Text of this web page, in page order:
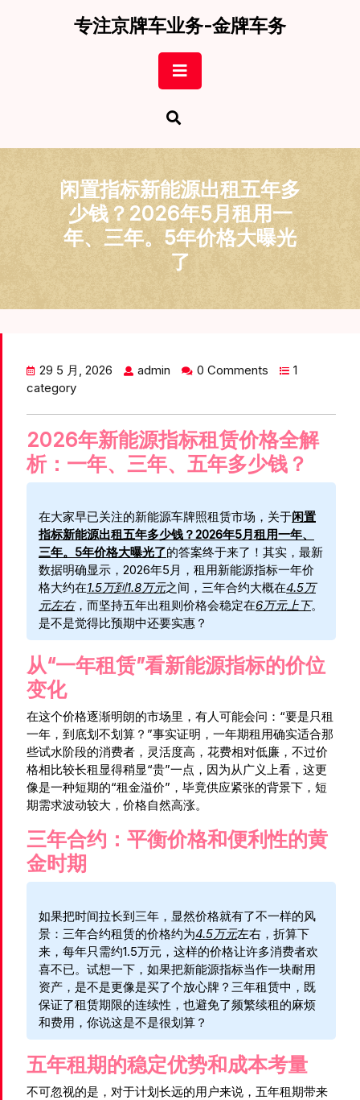
专注京牌车业务-金牌车务
Button
闲置指标新能源出租五年多
少钱？2026年5月租用一
年、三年。5年价格大曝光
了
29 5 月, 2026 admin 0 Comments
1
category
2026年新能源指标租赁价格全解
析：一年、三年、五年多少钱？
在大家早已关注的新能源车牌照租赁市场，关于闲置
指标新能源出租五年多少钱？2026年5月租用一年、
三年。5年价格大曝光了的答案终于来了！其实，最新
数据明确显示，2026年5月，租用新能源指标一年价
格大约在1.5万到1.8万元之间，三年合约大概在4.5万
元左右，而坚持五年出租则价格会稳定在6万元上下。
是不是觉得比预期中还要实惠？
从“一年租赁”看新能源指标的价位
变化
在这个价格逐渐明朗的市场里，有人可能会问：“要是只租
一年，到底划不划算？”事实证明，一年期租用确实适合那
些试水阶段的消费者，灵活度高，花费相对低廉，不过价
格相比较长租显得稍显“贵”一点，因为从广义上看，这更
像是一种短期的“租金溢价”，毕竟供应紧张的背景下，短
期需求波动较大，价格自然高涨。
三年合约：平衡价格和便利性的黄
金时期
如果把时间拉长到三年，显然价格就有了不一样的风
景：三年合约租赁的价格约为4.5万元左右，折算下
来，每年只需约1.5万元，这样的价格让许多消费者欢
喜不已。试想一下，如果把新能源指标当作一块耐用
资产，是不是更像是买了个放心牌？三年租赁中，既
保证了租赁期限的连续性，也避免了频繁续租的麻烦
和费用，你说这是不是很划算？
五年租期的稳定优势和成本考量
不可忽视的是，对于计划长远的用户来说，五年租期带来